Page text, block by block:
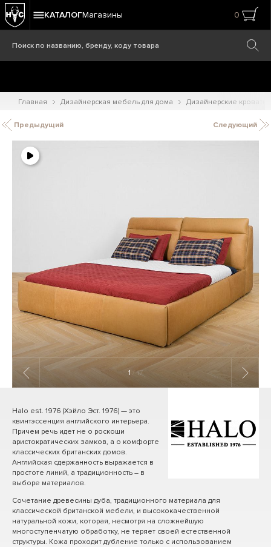
КАТАЛОГМагазины 0
Главная Дизайнерская мебель для дома Дизайнерские кровати
Предыдущий Следующий
1 / 17
Halo est. 1976 (Хэйло Эст. 1976) — это
квинтэссенция английского интерьера.
Причем речь идет не о роскоши
аристократических замков, а о комфорте
классических британских домов.
Английская сдержанность выражается в
простоте линий, а традиционность – в
выборе материалов.
Сочетание древесины дуба, традиционного материала для
классической британской мебели, и высококачественной
натуральной кожи, которая, несмотря на сложнейшую
многоступенчатую обработку, не теряет своей естественной
структуры. Кожа проходит дубление только с использованием